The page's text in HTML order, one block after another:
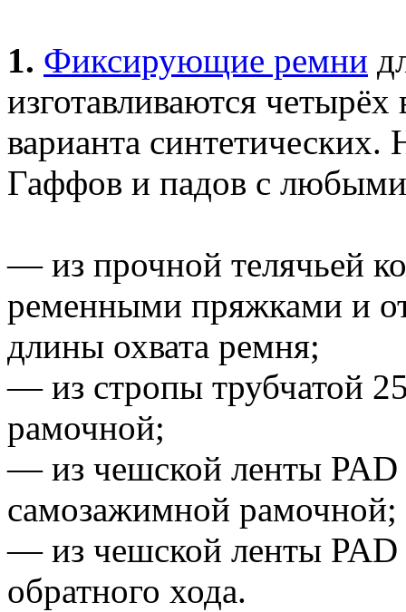
1. Фиксирующие ремни
изготавливаются
варианта
Гаффов и падов с
— из прочной телячьей
ременными пряжками и
длины охвата ремня;
— из стропы трубчатой
рамочной;
— из чешской ленты
самозажимной рамочной;
— из чешской ленты
обратного хода.